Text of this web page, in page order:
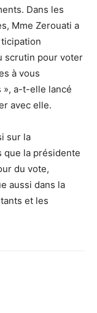
Dans les
Mme Zerouati a
scrutin pour voter
à vous
a-t-elle lancé
avec elle.
sur la
que la présidente
du vote,
aussi dans la
et les